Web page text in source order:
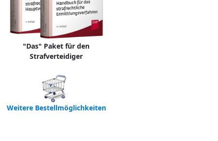
"Das" Paket für den
Strafverteidiger
Weitere Bestellmöglichkeiten